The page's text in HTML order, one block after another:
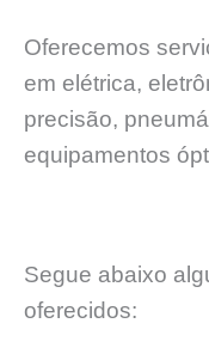
Oferecemos
em elétrica,
precisão,
equipamentos
Segue abaixo
oferecidos: